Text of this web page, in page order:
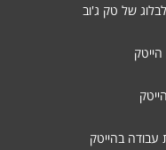
של טק ג'וב
עבודה בהייטק